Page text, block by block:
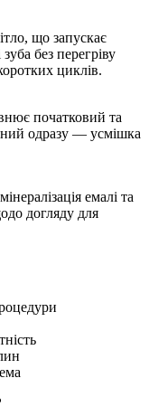
що запускає
без перегріву
циклів.
початковий та
одразу — усмішка
емалі та
догляду для